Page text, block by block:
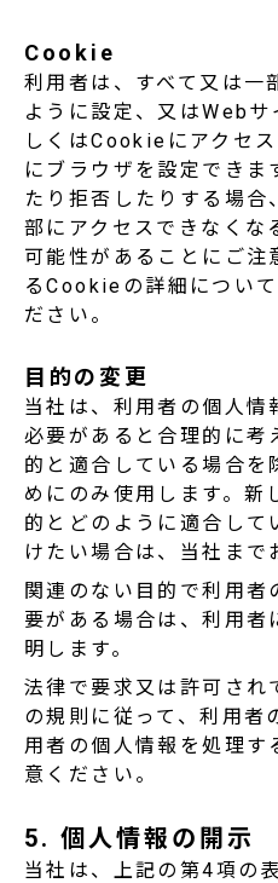
Cookie
利用者は、すべて又は一
ように設定、又はWeb
しくはCookieにアクセ
にブラウザを設定でき
たり拒否したりする場合
部にアクセスできなくな
可能性があることにご注
るCookieの詳細について
ださい。
目的の変更
当社は、利用者の個人情
必要があると合理的に考
的と適合している場合を
めにのみ使用します。新
的とどのように適合して
けたい場合は、当社まで
関連のない目的で利用者
要がある場合は、利用者
明します。
法律で要求又は許可され
の規則に従って、利用者
用者の個人情報を処理す
意ください。
5. 個人情報の開示
当社は、上記の第4項の